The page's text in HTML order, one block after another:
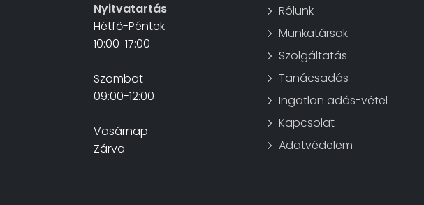
Nyitvatartás
Hétfő-Péntek
10:00-17:00
Szombat
09:00-12:00
Vasárnap
Zárva
Rólunk
Munkatársak
Szolgáltatás
Tanácsadás
Ingatlan adás-vétel
Kapcsolat
Adatvédelem